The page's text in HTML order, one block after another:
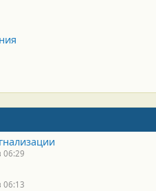
06:29
06:13